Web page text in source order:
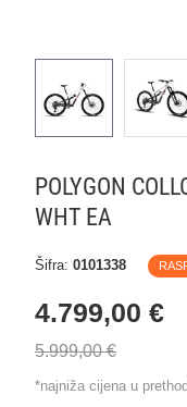
POLYGON
WHT EA
Šifra: 0101338
4.799,00 €
5.999,00 €
*najniža cijena u